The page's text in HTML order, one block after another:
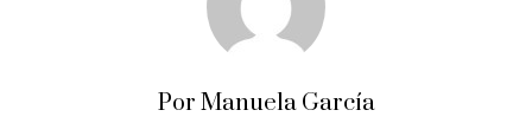
Por Manuela García